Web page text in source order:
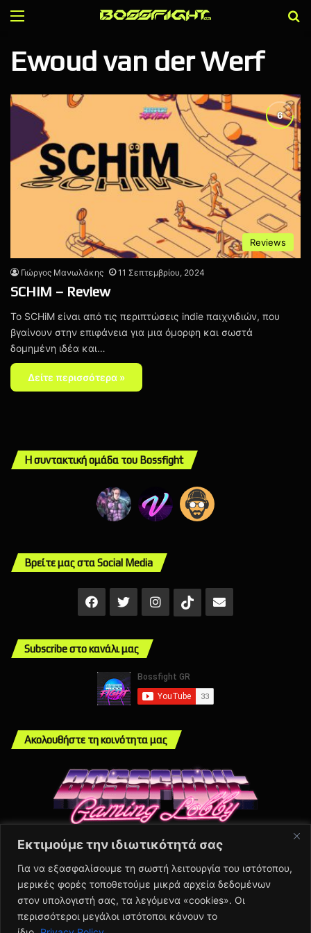
Εκτιμούμε την ιδιωτικότητά σας
Για να εξασφαλίσουμε τη σωστή λειτουργία του ιστότοπου,
μερικές φορές τοποθετούμε μικρά αρχεία δεδομένων
στον υπολογιστή σας, τα λεγόμενα «cookies». Οι
περισσότεροι μεγάλοι ιστότοποι κάνουν το
Menu
Ewoud van der Werf
Reviews
Γιώργος Μανωλάκης 11 Σεπτεμβρίου, 2024
SCHiM – Review
Το SCHiM είναι από τις περιπτώσεις indie παιχνιδιών, που
βγαίνουν στην επιφάνεια για μια όμορφη και σωστά
δομημένη ιδέα και…
Δείτε περισσότερα »
Η συντακτική ομάδα του Bossfight
Βρείτε μας στα Social Media
Facebook
X InstagramTikTokMail
Subscribe στο κανάλι μας
Ακολουθήστε τη κοινότητα μας
About Us
Πολιτική Απορρήτου
Contact Us